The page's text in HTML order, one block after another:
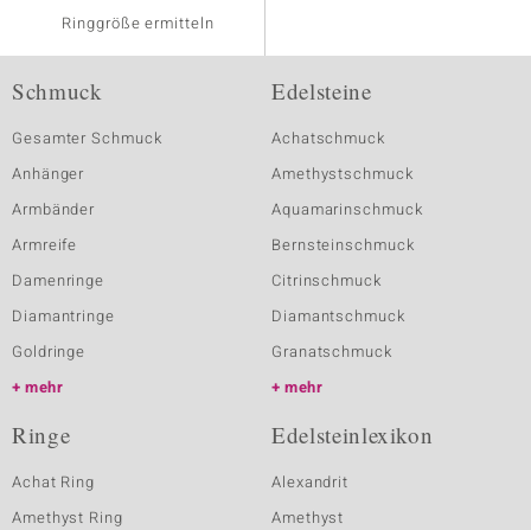
Ringgröße ermitteln
Schmuck
Gesamter Schmuck
Anhänger
Armbänder
Armreife
Damenringe
Diamantringe
Goldringe
mehr
Edelsteine
Achatschmuck
Amethystschmuck
Aquamarinschmuck
Bernsteinschmuck
Citrinschmuck
Diamantschmuck
Granatschmuck
mehr
Ringe
Achat Ring
Amethyst Ring
Edelsteinlexikon
Alexandrit
Amethyst